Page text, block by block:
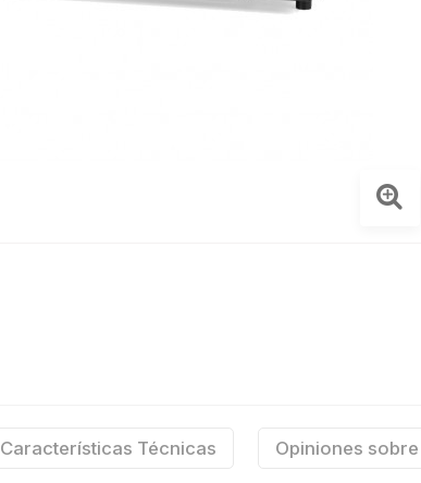
Características Técnicas Opiniones sobre